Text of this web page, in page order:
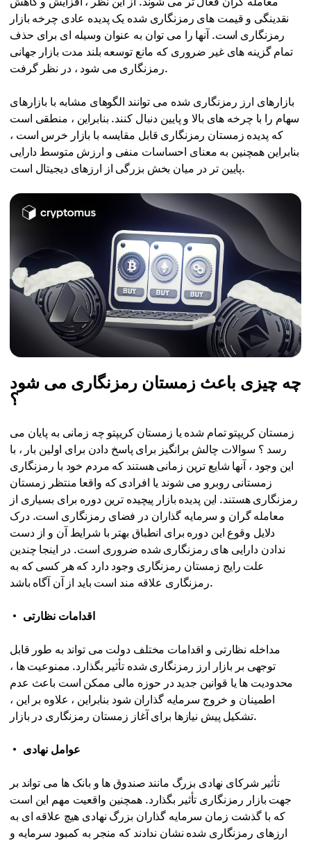
نقدینگی و قیمت های رمزنگاری شده یک پدیده عادی چرخه بازار
رمزنگاری است. آنها را می توان به عنوان وسیله ای برای حذف
تمام گزینه های غیر ضروری که مانع توسعه بلند مدت بازار جهانی
رمزنگاری می شود ، در نظر گرفت.
بازارهای ارز رمزنگاری شده می توانند الگوهای مشابه با بازارهای
سهام را با چرخه های بالا و پایین دنبال کنند. بنابراین ، منطقی است
که پدیده زمستان رمزنگاری قابل مقایسه با بازار خرس است ،
بنابراین همچنین به معنای احساسات منفی و ارزش متوسط دارایی
پایین تر در میان بخش بزرگی از ارزهای دیجیتال است.
چه چیزی باعث زمستان رمزنگاری می شود
؟
زمستان کریپتو تمام شده یا زمستان کریپتو چه زمانی به پایان می
رسد ؟ سوالات چالش برانگیز برای پاسخ دادن برای اولین بار ، با
این وجود ، آنها شایع ترین زمانی هستند که مردم خود با رمزنگاری
زمستانی روبرو می شوند یا افرادی که واقعا منتظر زمستان
رمزنگاری هستند. این پدیده بازار پیچیده ترین دوره برای بسیاری از
معامله گران و سرمایه گذاران در فضای رمزنگاری است. درک
دلایل وقوع این دوره برای انطباق بهتر با شرایط آن و از دست
ندادن دارایی های رمزنگاری شده ضروری است. در اینجا چندین
علت رایج زمستان رمزنگاری وجود دارد که هر کسی که به
رمزنگاری علاقه مند است باید از آن آگاه باشد.
اقدامات نظارتی
مداخله نظارتی و اقدامات مختلف دولت می تواند به طور قابل
توجهی بر بازار ارز رمزنگاری شده تأثیر بگذارد. ممنوعیت ها ،
محدودیت ها یا قوانین جدید در حوزه مالی ممکن است باعث عدم
اطمینان و خروج سرمایه گذاران شود بنابراین ، علاوه بر این ،
تشکیل پیش نیازها برای آغاز زمستان رمزنگاری در بازار.
عوامل نهادی
تأثیر شرکای نهادی بزرگ مانند صندوق ها و بانک ها می تواند بر
جهت بازار رمزنگاری تأثیر بگذارد. همچنین واقعیت مهم این است
که با گذشت زمان سرمایه گذاران بزرگ نهادی هیچ علاقه ای به
ارزهای رمزنگاری شده نشان ندادند که منجر به کمبود سرمایه و